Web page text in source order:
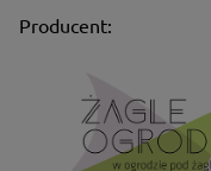
Producent: